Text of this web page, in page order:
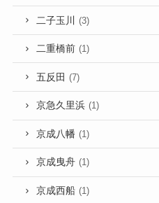
二子玉川 (3)
二重橋前 (1)
五反田 (7)
京急久里浜 (1)
京成八幡 (1)
京成曳舟 (1)
京成西船 (1)